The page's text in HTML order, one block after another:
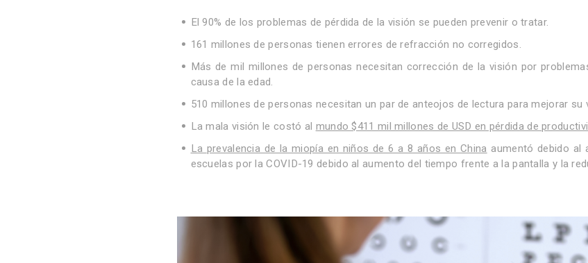
El 90% de los problemas de pérdida de la visión se pueden prevenir o tratar.
161 millones de personas tienen errores de refracción no corregidos.
Más de mil millones de personas necesitan corrección de la visión por
causa de la edad.
510 millones de personas necesitan un par de anteojos de lectura para mejorar su
La mala visión le costó al mundo $411 mil millones de USD en pérdida de
La prevalencia de la miopía en niños de 6 a 8 años en China aumentó debido al
escuelas por la COVID-19 debido al aumento del tiempo frente a la pantalla y la